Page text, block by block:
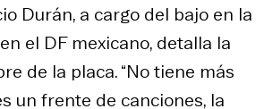
Durán, a cargo del bajo en la
el DF mexicano, detalla la
de la placa. “No tiene más
un frente de canciones, la